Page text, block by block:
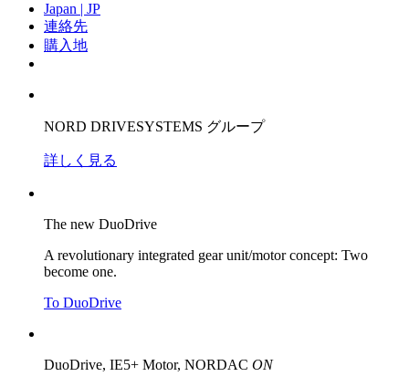
Japan | JP
連絡先
購入地
NORD DRIVESYSTEMS グループ
詳しく見る
The new DuoDrive
A revolutionary integrated gear unit/motor concept: Two
become one.
To DuoDrive
DuoDrive, IE5+ Motor, NORDAC ON